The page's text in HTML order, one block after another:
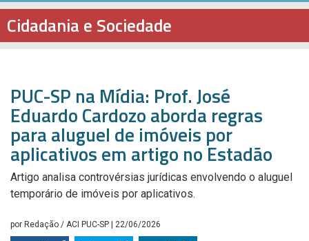
Cidadania e Sociedade
PUC-SP na Mídia: Prof. José
Eduardo Cardozo aborda regras
para aluguel de imóveis por
aplicativos em artigo no Estadão
Artigo analisa controvérsias jurídicas envolvendo o aluguel
temporário de imóveis por aplicativos.
por Redação / ACI PUC-SP | 22/06/2026